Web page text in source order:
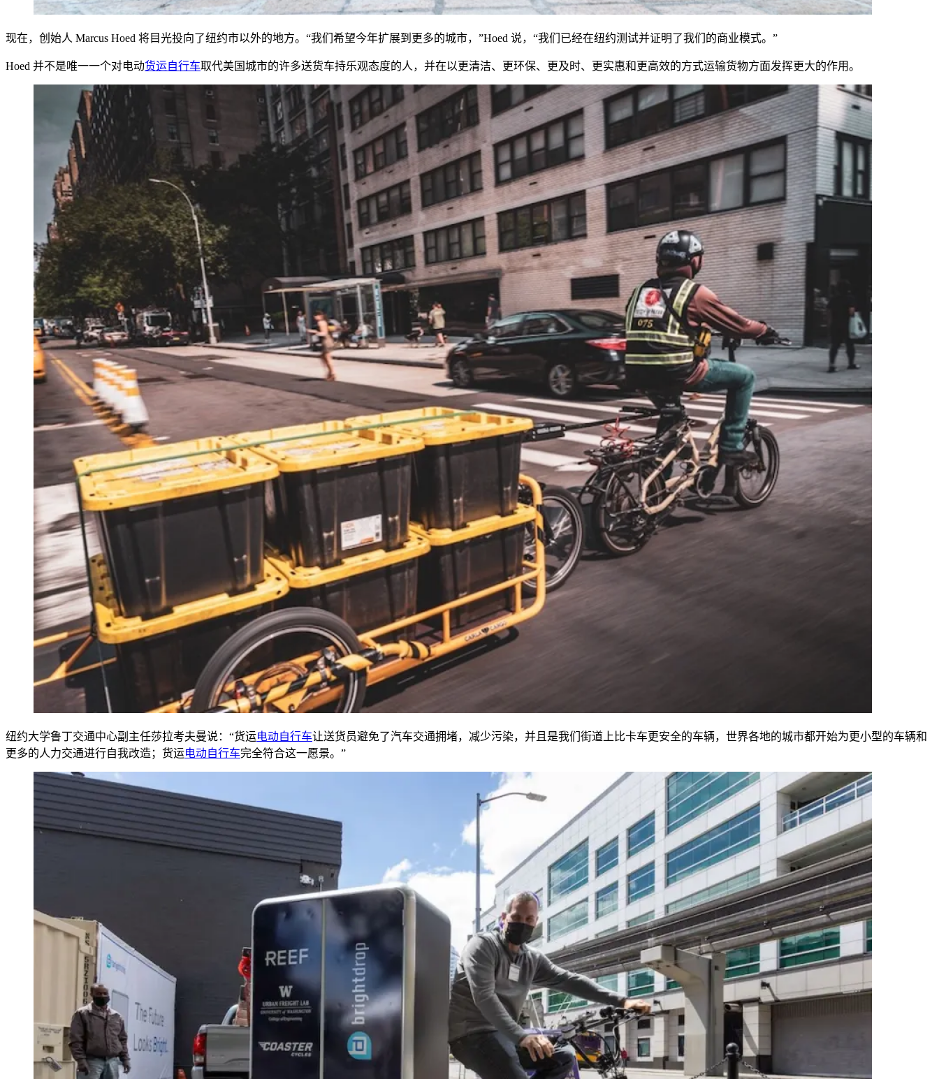
现在，创始人 Marcus Hoed 将目光投向了纽约市以外的地方。“我们希望今年扩展到更多的城市，”Hoed 说，“我们已经在纽约测试并证明了我们的商业模式。”
Hoed 并不是唯一一个对电动货运自行车取代美国城市的许多送货车持乐观态度的人，并在以更清洁、更环保、更及时、更实惠和更高效的方式运输货物方面发挥更大的作用。
纽约大学鲁丁交通中心副主任莎拉考夫曼说：“货运电动自行车让送货员避免了汽车交通拥堵，减少污染，并且是我们街道上比卡车更安全的车辆，世界各地的城市都开始为更小型的车辆和
更多的人力交通进行自我改造；货运电动自行车完全符合这一愿景。”